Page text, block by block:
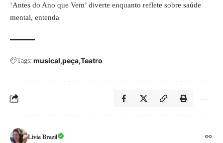
‘Antes do Ano que Vem’ diverte enquanto reflete sobre saúde
mental, entenda
Tags: musical peça Teatro
Livia Brazil